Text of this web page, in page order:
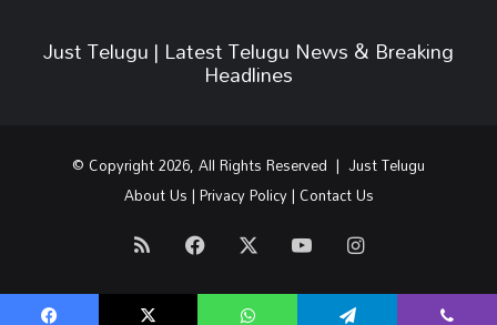
Just Telugu | Latest Telugu News & Breaking
Headlines
© Copyright 2026, All Rights Reserved | Just Telugu
About Us|Privacy Policy| Contact Us
RSS Facebook YouTubeInstagram